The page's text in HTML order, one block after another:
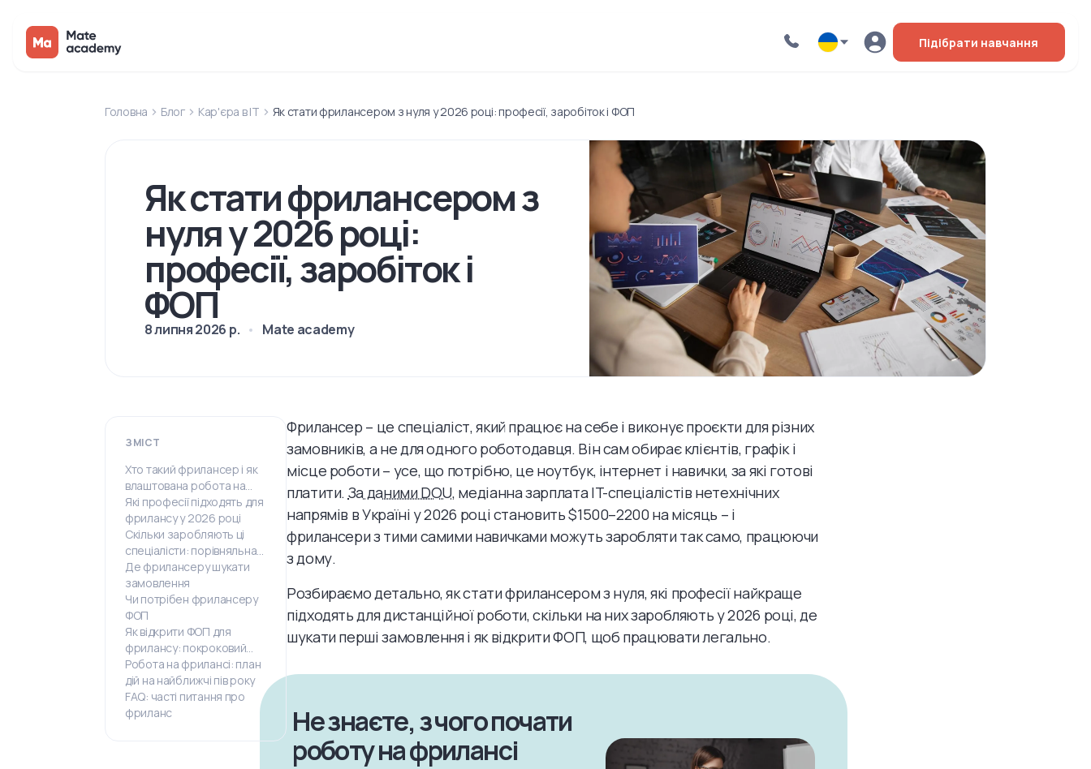
Підібрати навчання
Головна Блог Кар'єра в IT Як стати фрилансером з нуля у 2026 році: професії, заробіток і ФОП
Як стати фрилансером з
нуля у 2026 році:
професії, заробіток і
ФОП
8 липня 2026 р. Mate academy
ЗМІСТ
Хто такий фрилансер і як
влаштована робота на
фрилансі
Які професії підходять для
фрилансу у 2026 році
Скільки заробляють ці
спеціалісти: порівняльна
таблиця
Де фрилансеру шукати
замовлення
Чи потрібен фрилансеру
ФОП
Як відкрити ФОП для
фрилансу: покроковий
гайд
Робота на фрилансі: план
дій на найближчі пів року
FAQ: часті питання про
фриланс
Фрилансер – це спеціаліст, який працює на себе і виконує проєкти для різних
замовників, а не для одного роботодавця. Він сам обирає клієнтів, графік і
місце роботи – усе, що потрібно, це ноутбук, інтернет і навички, за які готові
платити. За даними DOU, медіанна зарплата IT-спеціалістів нетехнічних
напрямів в Україні у 2026 році становить $1500–2200 на місяць – і
фрилансери з тими самими навичками можуть заробляти так само, працюючи
з дому.
Розбираємо детально, як стати фрилансером з нуля, які професії найкраще
підходять для дистанційної роботи, скільки на них заробляють у 2026 році, де
шукати перші замовлення і як відкрити ФОП, щоб працювати легально.
Не знаєте, з чого почати
роботу на фрилансі